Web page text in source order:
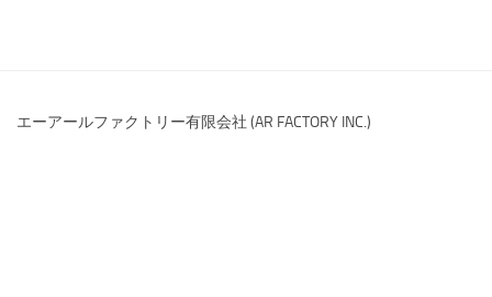
エーアールファクトリー有限会社 (AR FACTORY INC.)